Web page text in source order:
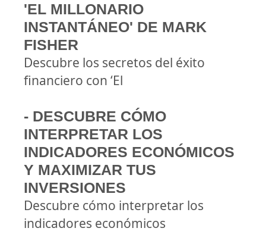
'EL MILLONARIO
INSTANTÁNEO' DE MARK
FISHER
Descubre los secretos del éxito
financiero con ‘El
- DESCUBRE CÓMO
INTERPRETAR LOS
INDICADORES ECONÓMICOS
Y MAXIMIZAR TUS
INVERSIONES
Descubre cómo interpretar los
indicadores económicos